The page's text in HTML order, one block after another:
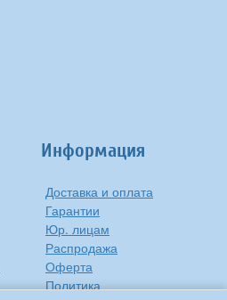
Информация
Доставка и оплата
Гарантии
Юр. лицам
Распродажа
Оферта
Политика